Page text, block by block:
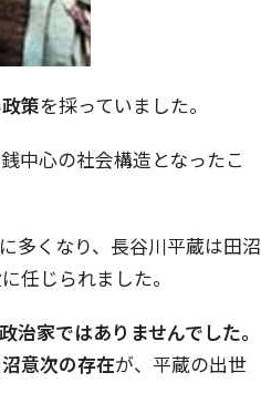
策を採っていました。
中心の社会構造となったこ
多くなり、長谷川平蔵は田沼
任じられました。
治家ではありませんでした。
意次の存在が、平蔵の出世